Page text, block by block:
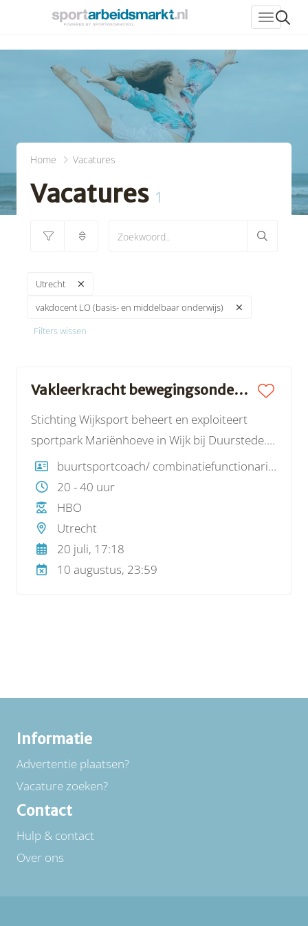
Home Vacatures
Vacatures 1
Utrecht
vakdocent LO (basis- en middelbaar onderwijs)
Filters wissen
Vakleerkracht bewegingsonderwijs / buurtsportcoach | Stichting Wijksport
Stichting Wijksport beheert en exploiteert
sportpark Mariënhoeve in Wijk bij Duurstede.
Een sportpark met een groot aantal velden
voor voetbal, hockey, korfbal, honk- en softbal,
een tennispark en enkele sporthallen met
daarin onder andere judo, dans, fitness,
basketbal, volleybal, tafeltennis, een complete
turn-/gymnastiekhal, jeu de boules (binnen en
buurtsportcoach/ combinatiefunctionaris, vakdocent LO (basis- en middelbaar onderwijs)
20 - 40 uur
HBO
Utrecht
20 juli, 17:18
10 augustus, 23:59
Informatie
Advertentie plaatsen?
Vacature zoeken?
Contact
Hulp & contact
Over ons